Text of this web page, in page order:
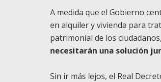
A medida que el Gobierno
en alquiler y vivienda para
patrimonial de los ciudadanos,
necesitarán una solución
Sin ir más lejos, el Real